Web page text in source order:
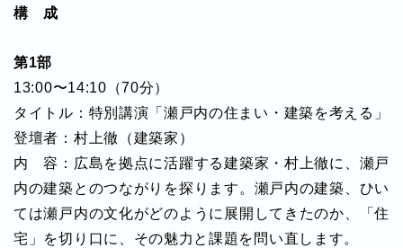
構 成
第1部
13:00〜14:10（70分）
タイトル：特別講演「瀬戸内の住まい・建築を考える」
登壇者：村上徹（建築家）
内 容：広島を拠点に活躍する建築家・村上徹に、瀬戸
内の建築とのつながりを探ります。瀬戸内の建築、ひい
ては瀬戸内の文化がどのように展開してきたのか、「住
宅」を切り口に、その魅力と課題を問い直します。